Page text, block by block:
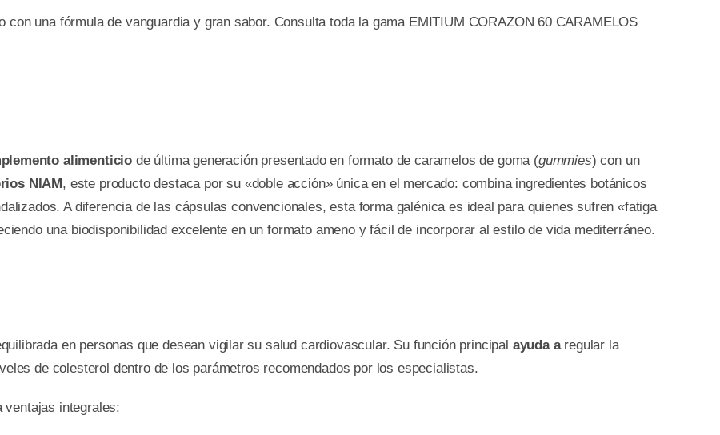
una fórmula de vanguardia y gran sabor. Consulta toda la gama EMITIUM CORAZON 60 CARAMELOS
alimenticio de última generación presentado en formato de caramelos de goma (gummies) con un
NIAM, este producto destaca por su «doble acción» única en el mercado: combina ingredientes botánicos
A diferencia de las cápsulas convencionales, esta forma galénica es ideal para quienes sufren «fatiga
una biodisponibilidad excelente en un formato ameno y fácil de incorporar al estilo de vida mediterráneo.
en personas que desean vigilar su salud cardiovascular. Su función principal ayuda aregular la
de colesterol dentro de los parámetros recomendados por los especialistas.
ventajas integrales: